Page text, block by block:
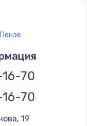
70
70
19